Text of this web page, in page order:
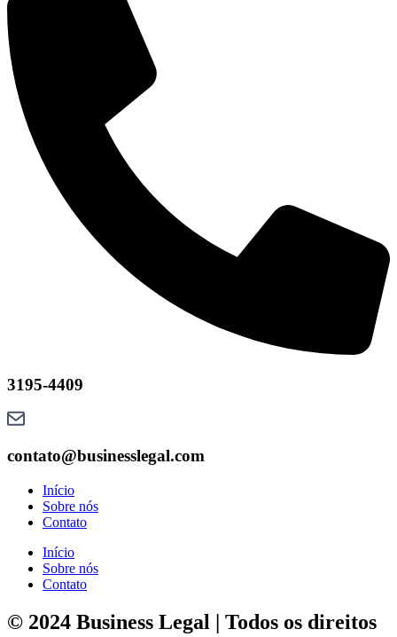
3195-4409
contato@businesslegal.com
Início
Sobre nós
Contato
Início
Sobre nós
Contato
© 2024 Business Legal | Todos os direitos